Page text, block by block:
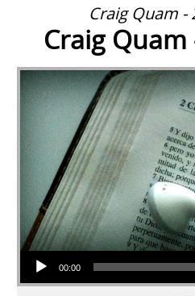
Craig Quam -
Craig Quam
Audio Player
00:00